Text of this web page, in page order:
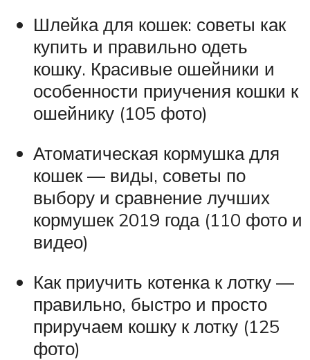
Шлейка для кошек: советы как
купить и правильно одеть
кошку. Красивые ошейники и
особенности приучения кошки к
ошейнику (105 фото)
Атоматическая кормушка для
кошек — виды, советы по
выбору и сравнение лучших
кормушек 2019 года (110 фото и
видео)
Как приучить котенка к лотку —
правильно, быстро и просто
приручаем кошку к лотку (125
фото)